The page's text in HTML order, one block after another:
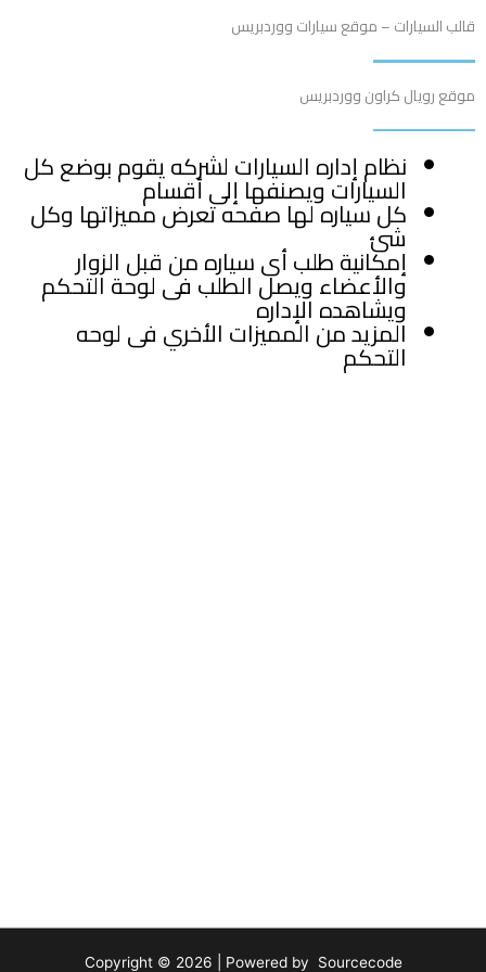
قالب السيارات – موقع سيارات ووردبريس
موقع رويال كراون ووردبريس
نظام إداره السيارات لشركه يقوم بوضع كل
السيارات ويصنفها إلى أقسام
كل سياره لها صفحه تعرض مميزاتها وكل
شئ
إمكانية طلب أى سياره من قبل الزوار
والأعضاء ويصل الطلب فى لوحة التحكم
ويشاهده الإداره
المزيد من المميزات الأخري فى لوحه
التحكم
Copyright © 2026 | Powered by Sourcecode